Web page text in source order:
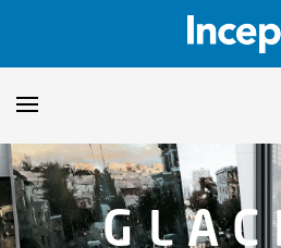
Productos
Downloads